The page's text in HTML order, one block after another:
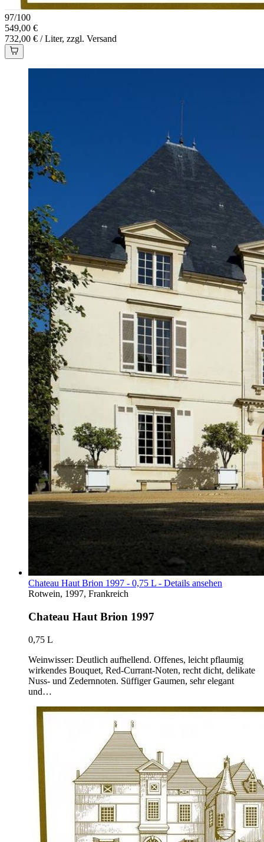
97/100
549,00 €
732,00 € / Liter, zzgl. Versand
Chateau Haut Brion 1997 - 0,75 L - Details ansehen
Rotwein, 1997, Frankreich
Chateau Haut Brion 1997
0,75 L
Weinwisser: Deutlich aufhellend. Offenes, leicht pflaumig
wirkendes Bouquet, Red-Currant-Noten, recht dicht, delikate
Nuss- und Zedernnoten. Süffiger Gaumen, sehr elegant
und…